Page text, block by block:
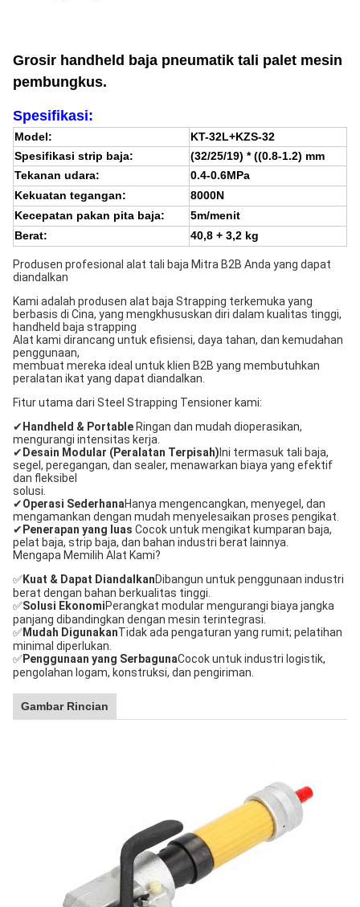
Grosir handheld baja pneumatik tali palet mesin
pembungkus.
Spesifikasi:
Model:
KT-32L+KZS-32
Spesifikasi strip baja:
(32/25/19) * ((0.8-1.2) mm
Tekanan udara:
0.4-0.6MPa
Kekuatan tegangan:
8000N
Kecepatan pakan pita baja:
5m/menit
Berat:
40,8 + 3,2 kg
Produsen profesional alat tali baja Mitra B2B Anda yang dapat
diandalkan
Kami adalah produsen alat baja Strapping terkemuka yang
berbasis di Cina, yang mengkhususkan diri dalam kualitas tinggi,
handheld baja strapping
Alat kami dirancang untuk efisiensi, daya tahan, dan kemudahan
penggunaan,
membuat mereka ideal untuk klien B2B yang membutuhkan
peralatan ikat yang dapat diandalkan.
Fitur utama dari Steel Strapping Tensioner kami:
✔ Handheld & Portable ️ Ringan dan mudah dioperasikan,
mengurangi intensitas kerja.
✔ Desain Modular (Peralatan Terpisah) Ini termasuk tali baja,
segel, peregangan, dan sealer, menawarkan biaya yang efektif
dan fleksibel
solusi.
✔Operasi SederhanaHanya mengencangkan, menyegel, dan
mengamankan dengan mudah menyelesaikan proses pengikat.
✔ Penerapan yang luas ️ Cocok untuk mengikat kumparan baja,
pelat baja, strip baja, dan bahan industri berat lainnya.
Mengapa Memilih Alat Kami?
✅Kuat & Dapat DiandalkanDibangun untuk penggunaan industri
berat dengan bahan berkualitas tinggi.
✅Solusi EkonomiPerangkat modular mengurangi biaya jangka
panjang dibandingkan dengan mesin terintegrasi.
✅Mudah DigunakanTidak ada pengaturan yang rumit; pelatihan
minimal diperlukan.
✅Penggunaan yang SerbagunaCocok untuk industri logistik,
pengolahan logam, konstruksi, dan pengiriman.
Gambar Rincian